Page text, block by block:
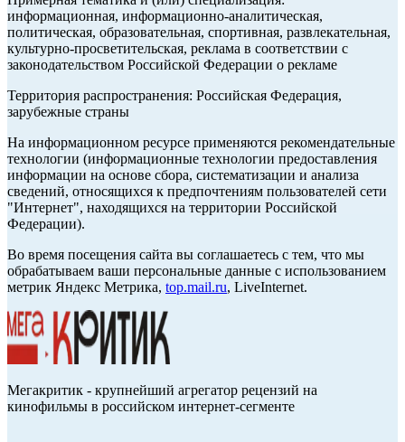
информационная, информационно-аналитическая,
политическая, образовательная, спортивная, развлекательная,
культурно-просветительская, реклама в соответствии с
законодательством Российской Федерации о рекламе
Территория распространения: Российская Федерация,
зарубежные страны
На информационном ресурсе применяются рекомендательные
технологии (информационные технологии предоставления
информации на основе сбора, систематизации и анализа
сведений, относящихся к предпочтениям пользователей сети
"Интернет", находящихся на территории Российской
Федерации).
Во время посещения сайта вы соглашаетесь с тем, что мы
обрабатываем ваши персональные данные с использованием
метрик Яндекс Метрика, top.mail.ru, LiveInternet.
Мегакритик - крупнейший агрегатор рецензий на
кинофильмы в российском интернет-сегменте